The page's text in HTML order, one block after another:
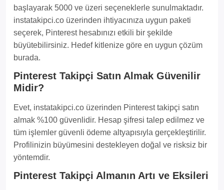
başlayarak 5000 ve üzeri seçeneklerle sunulmaktadır.
instatakipci.co üzerinden ihtiyacınıza uygun paketi
seçerek, Pinterest hesabınızı etkili bir şekilde
büyütebilirsiniz. Hedef kitlenize göre en uygun çözüm
burada.
Pinterest Takipçi Satın Almak Güvenilir
Midir?
Evet, instatakipci.co üzerinden Pinterest takipçi satın
almak %100 güvenlidir. Hesap şifresi talep edilmez ve
tüm işlemler güvenli ödeme altyapısıyla gerçekleştirilir.
Profilinizin büyümesini destekleyen doğal ve risksiz bir
yöntemdir.
Pinterest Takipçi Almanın Artı ve Eksileri